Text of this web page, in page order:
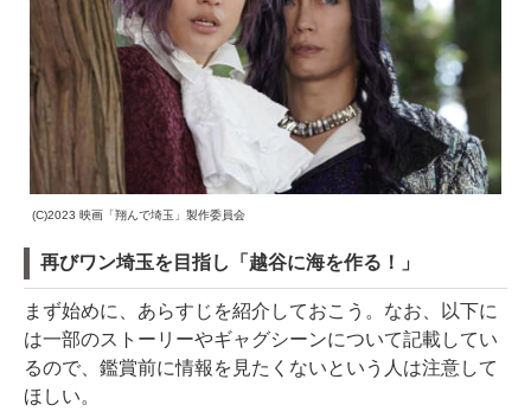
(C)2023 映画「翔んで埼玉」製作委員会
再びワン埼玉を目指し「越谷に海を作る！」
まず始めに、あらすじを紹介しておこう。なお、以下に
は一部のストーリーやギャグシーンについて記載してい
るので、鑑賞前に情報を見たくないという人は注意して
ほしい。